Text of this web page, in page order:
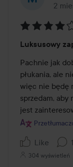
2
Post
4
z
5
Luksusowy
Pachnie jak
płukania, ale
więc nie będę
sprzedam, aby
jest
Like
304 wyświetleń